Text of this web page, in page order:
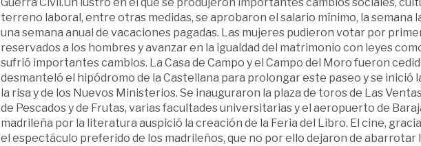
Guerra Civil.Un lustro en el que se produjeron importantes cambios sociales,
terreno laboral, entre otras medidas, se aprobaron el salario mínimo, la semana
una semana anual de vacaciones pagadas. Las mujeres pudieron votar por
reservados a los hombres y avanzar en la igualdad del matrimonio con leyes
sufrió importantes cambios. La Casa de Campo y el Campo del Moro fueron
desmanteló el hipódromo de la Castellana para prolongar este paseo y se inició
la risa y de los Nuevos Ministerios. Se inauguraron la plaza de toros de Las
de Pescados y de Frutas, varias facultades universitarias y el aeropuerto de
madrileña por la literatura auspició la creación de la Feria del Libro. El cine,
el espectáculo preferido de los madrileños, que no por ello dejaron de